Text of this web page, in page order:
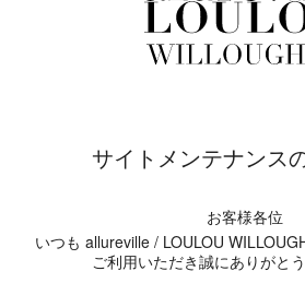
サイトメンテナンス
お客様各位
いつも allureville / LOULOU
ご利用いただき誠にありがと